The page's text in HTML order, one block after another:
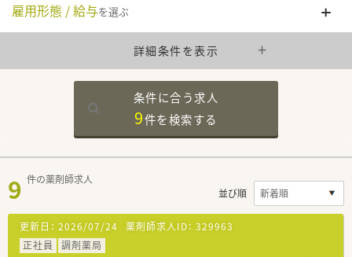
雇用形態 / 給与を選ぶ
詳細条件を表示
条件に合う求人
9件を検索する
9 件の薬剤師求人
並び順
更新日： 2026/07/24 薬剤師求人ID： 329963
正社員
調剤薬局